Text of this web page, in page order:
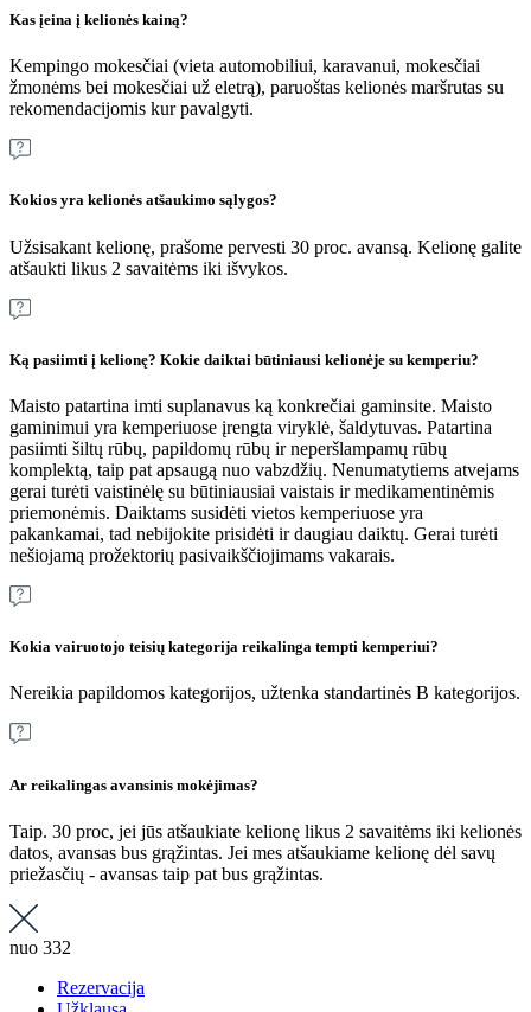
Kas įeina į kelionės kainą?
Kempingo mokesčiai (vieta automobiliui, karavanui, mokesčiai
žmonėms bei mokesčiai už eletrą), paruoštas kelionės maršrutas su
rekomendacijomis kur pavalgyti.
Kokios yra kelionės atšaukimo sąlygos?
Užsisakant kelionę, prašome pervesti 30 proc. avansą. Kelionę galite
atšaukti likus 2 savaitėms iki išvykos.
Ką pasiimti į kelionę? Kokie daiktai būtiniausi kelionėje su kemperiu?
Maisto patartina imti suplanavus ką konkrečiai gaminsite. Maisto
gaminimui yra kemperiuose įrengta viryklė, šaldytuvas. Patartina
pasiimti šiltų rūbų, papildomų rūbų ir neperšlampamų rūbų
komplektą, taip pat apsaugą nuo vabzdžių. Nenumatytiems atvejams
gerai turėti vaistinėlę su būtiniausiai vaistais ir medikamentinėmis
priemonėmis. Daiktams susidėti vietos kemperiuose yra
pakankamai, tad nebijokite prisidėti ir daugiau daiktų. Gerai turėti
nešiojamą prožektorių pasivaikščiojimams vakarais.
Kokia vairuotojo teisių kategorija reikalinga tempti kemperiui?
Nereikia papildomos kategorijos, užtenka standartinės B kategorijos.
Ar reikalingas avansinis mokėjimas?
Taip. 30 proc, jei jūs atšaukiate kelionę likus 2 savaitėms iki kelionės
datos, avansas bus grąžintas. Jei mes atšaukiame kelionę dėl savų
priežasčių - avansas taip pat bus grąžintas.
nuo 332
Rezervacija